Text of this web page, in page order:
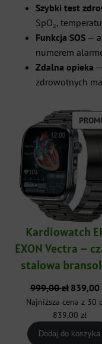
Szybki test
SpO₂,
Funkcja SOS —
numerem
Zdalna opieka
zdrowotnych
Kardiowatch
EXON Vectra –
stalowa
999,00zł Pierwotna
999,00 zł.
839,00
Najniższa cena z 30
839,00 zł
Dodaj do koszyka